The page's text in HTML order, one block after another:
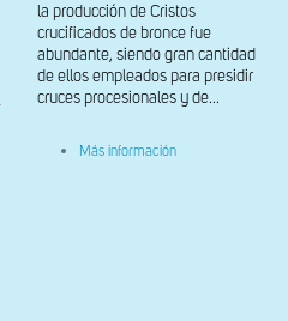
la producción de Cristos
crucificados de bronce fue
abundante, siendo gran cantidad
de ellos empleados para presidir
cruces procesionales y de...
Más información